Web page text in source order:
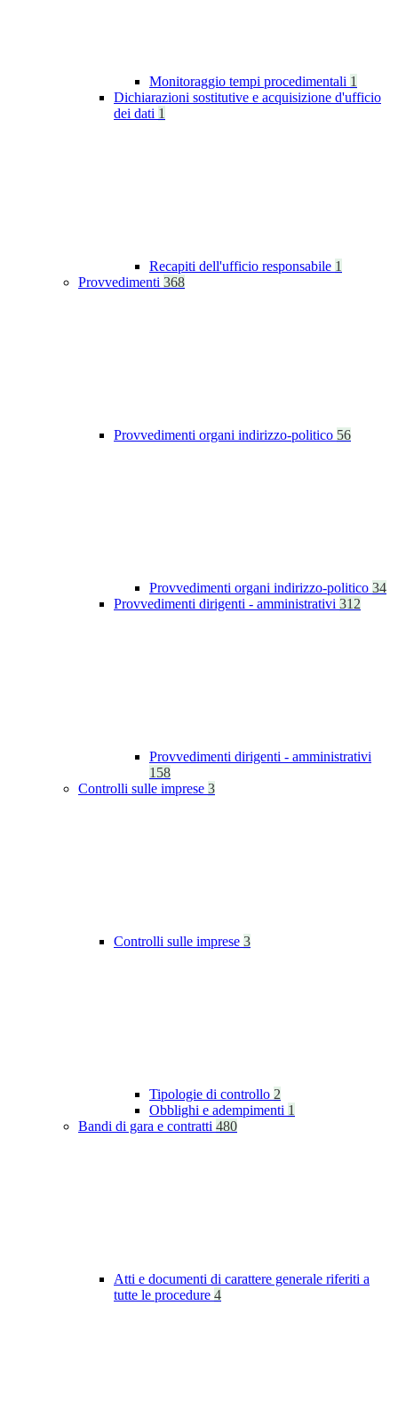
Monitoraggio tempi procedimentali 1
Dichiarazioni sostitutive e acquisizione d'ufficio
dei dati 1
Recapiti dell'ufficio responsabile 1
Provvedimenti 368
Provvedimenti organi indirizzo-politico 56
Provvedimenti organi indirizzo-politico 34
Provvedimenti dirigenti - amministrativi 312
Provvedimenti dirigenti - amministrativi
158
Controlli sulle imprese 3
Controlli sulle imprese 3
Tipologie di controllo 2
Obblighi e adempimenti 1
Bandi di gara e contratti 480
Atti e documenti di carattere generale riferiti a
tutte le procedure 4